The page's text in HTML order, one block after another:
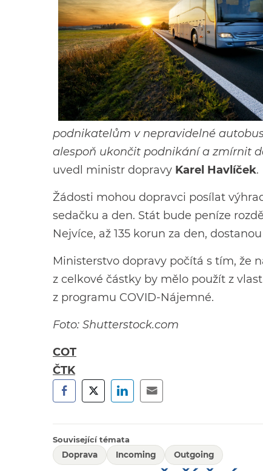
podnikatelům v nepravidelné
alespoň ukončit podnikání a zmírnit
uvedl ministr dopravy Karel Havlíček.
Žádosti mohou dopravci posílat
sedačku a den. Stát bude peníze
Nejvíce, až 135 korun za den,
Ministerstvo dopravy počítá s tím, že
z celkové částky by mělo použít z
z programu COVID-Nájemné.
Foto: Shutterstock.com
COT
ČTK
Související témata
Doprava
Incoming Outgoing